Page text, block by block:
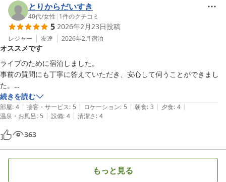
立地はとてもよいので、苗場や周辺スキー場に行くには便利です。
とりからだいすき
40代/女性 | 1件のクチコミ
5 2026年2月23日投稿
レジャー 友達 2026年2月宿泊
オススメです
ライブのために宿泊しました。
事前の質問にも丁寧に答えていただき、安心して伺うことができまし
た。
路線バスに30分以上前から待っても乗るのがやっとな状況で、越後湯
沢駅からの送迎は本当に神対応でした。
お料理も美味しく、温泉も24時間使用できるため、ライブ後ゆっくり
浸からせていただき大満足でした。また利用したいです！
続きを読む
部屋: 4 | 接客・サービス: 5 | ロケーション: 5 | 朝食: 3 | 夕食: 4 |
温泉・お風呂: 5 | 設備: 4 | 清潔さ: 4
363
もっと見る